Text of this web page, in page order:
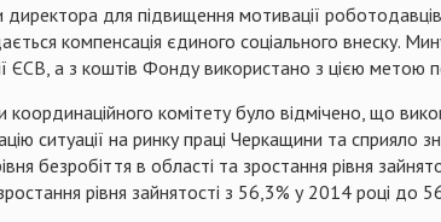
для підвищення мотивації
компенсація єдиного соціального внеску.
ЄСВ, а з коштів Фонду використано з цією метою
координаційного комітету було відмічено, що
ситуації на ринку праці Черкащини та
безробіття в області та зростання рівня
рівня зайнятості з 56,3% у 2014 році до